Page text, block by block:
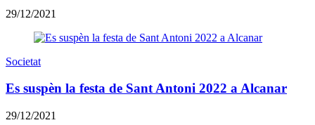
29/12/2021
Societat
Es suspèn la festa de Sant Antoni 2022 a Alcanar
29/12/2021